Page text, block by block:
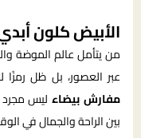
الأبيض كلون
من يتأمل عالم الموضة
عبر العصور، بل ظل رمزًا
مفارش بيضاءليس مجرد
بين الراحة والجمال في